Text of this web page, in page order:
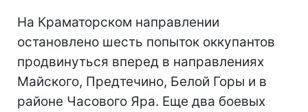
На Краматорском направлении
остановлено шесть попыток оккупантов
продвинуться вперед в направлениях
Майского, Предтечино, Белой Горы и в
районе Часового Яра. Еще два боевых